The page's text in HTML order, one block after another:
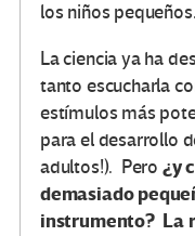
los niños pequeños.
La ciencia ya ha
tanto escucharla
estímulos más
para el desarrollo
adultos!). Pero ¿y
demasiado
instrumento? La